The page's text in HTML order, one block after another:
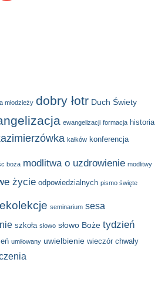
młodzieży dobry łotr Duch Świety
ewangelizacji formacja historia
kałków konferencja
boża modlitwa o uzdrowienie modlitwy
życie odpowiedzialnych pismo święte
seminarium sesa
szkoła słowo słowo Boże tydzień
umiłowany uwielbienie wieczór chwały